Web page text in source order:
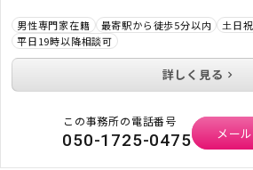
男性専門家在籍 最寄駅から徒歩5分以内
土日
平日19時以降相談可
詳しく見る
この事務所の電話番号
050-1725-0475 メー